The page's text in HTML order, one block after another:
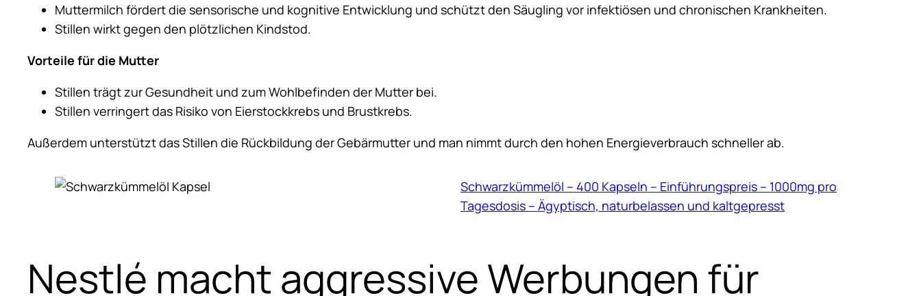
Muttermilch fördert die sensorische und kognitive Entwicklung und schützt den Säugling vor infektiösen und chronischen Krankheiten.
Stillen wirkt gegen den plötzlichen Kindstod.
Vorteile für die Mutter
Stillen trägt zur Gesundheit und zum Wohlbefinden der Mutter bei.
Stillen verringert das Risiko von Eierstockkrebs und Brustkrebs.
Außerdem unterstützt das Stillen die Rückbildung der Gebärmutter und man nimmt durch den hohen Energieverbrauch schneller ab.
Schwarzkümmelöl – 400 Kapseln – Einführungspreis – 1000mg pro
Tagesdosis – Ägyptisch, naturbelassen und kaltgepresst
Nestlé macht aggressive Werbungen für